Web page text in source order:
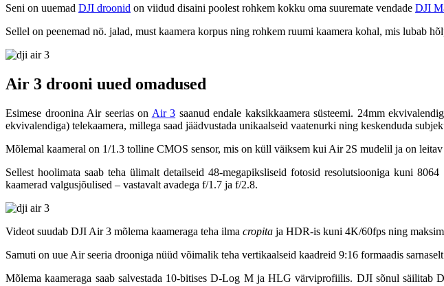
Seni on uuemad DJI droonid on viidud disaini poolest rohkem kokku oma suuremate vendade DJI
Sellel on peenemad nö. jalad, must kaamera korpus ning rohkem ruumi kaamera kohal, mis lubab
Air 3 drooni uued omadused
Esimese droonina Air seerias on Air 3 saanud endale kaksikkaamera süsteemi. 24mm
ekvivalendiga) telekaamera, millega saad jäädvustada unikaalseid vaatenurki ning keskenduda
Mõlemal kaameral on 1/1.3 tolline CMOS sensor, mis on küll väiksem kui Air 2S mudelil ja on
Sellest hoolimata saab teha ülimalt detailseid 48-megapiksliseid fotosid resolutsiooniga kuni
kaamerad valgusjõulised – vastavalt avadega f/1.7 ja f/2.8.
Videot suudab DJI Air 3 mõlema kaameraga teha ilma cropita ja HDR-is kuni 4K/60fps ning
Samuti on uue Air seeria drooniga nüüd võimalik teha vertikaalseid kaadreid 9:16 formaadis
Mõlema kaameraga saab salvestada 10-bitises D-Log M ja HLG värviprofiilis. DJI sõnul säilitab